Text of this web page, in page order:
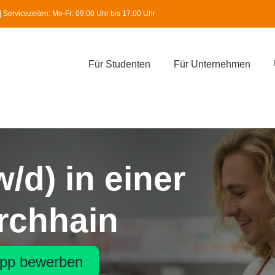
Mo-Fr: 09:00 Uhr bis 17:00 Uhr
Für Studenten Für Unternehmen
d) in einer
bewerben